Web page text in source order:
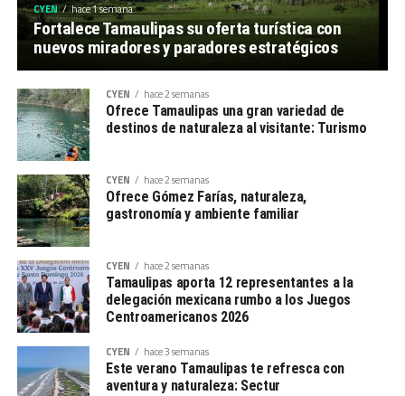
CYEN hace 1 semana
Fortalece Tamaulipas su oferta turística con
nuevos miradores y paradores estratégicos
CYEN hace 2 semanas
Ofrece Tamaulipas una gran variedad de
destinos de naturaleza al visitante: Turismo
CYEN hace 2 semanas
Ofrece Gómez Farías, naturaleza,
gastronomía y ambiente familiar
CYEN hace 2 semanas
Tamaulipas aporta 12 representantes a la
delegación mexicana rumbo a los Juegos
Centroamericanos 2026
CYEN hace 3 semanas
Este verano Tamaulipas te refresca con
aventura y naturaleza: Sectur